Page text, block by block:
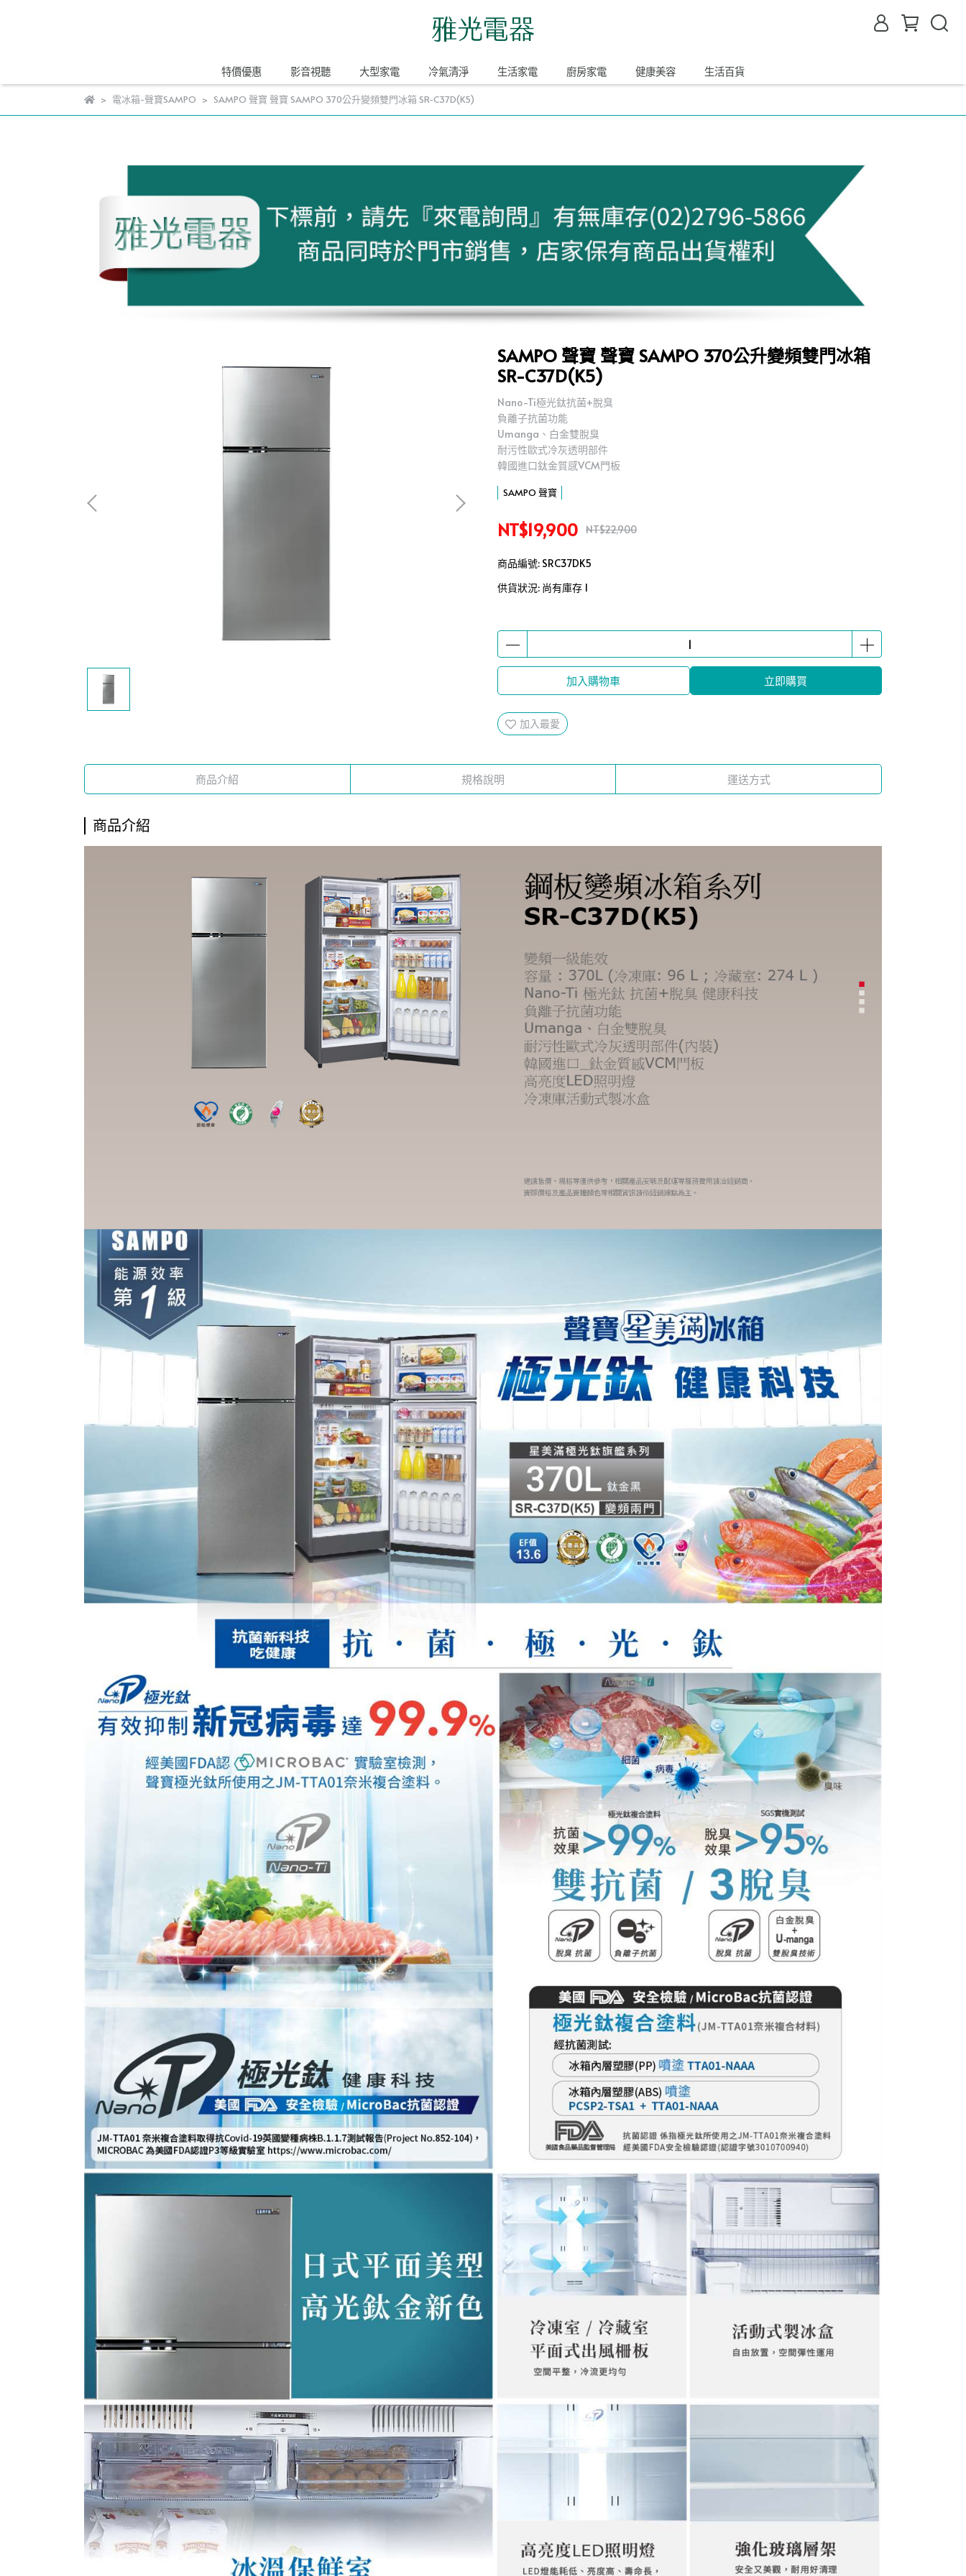
特價優惠 影音視聽 大型家電 冷氣清淨 生活家電 廚房家電 健康美容 生活百貨
電冰箱-聲寶SAMPO SAMPO 聲寶 聲寶 SAMPO 370公升變頻雙門冰箱 SR-C37D(K5)
SAMPO 聲寶 聲寶 SAMPO 370公升變頻雙門冰箱
SR-C37D(K5)
Nano-Ti極光鈦抗菌+脫臭
負離子抗菌功能
Umanga、白金雙脫臭
耐污性歐式冷灰透明部件
韓國進口鈦金質感VCM門板
SAMPO 聲寶
NT$19,900 NT$22,900
商品編號: SRC37DK5
供貨狀況: 尚有庫存 1
加入購物車 立即購買
加入最愛
商品介紹 規格說明 運送方式
商品介紹